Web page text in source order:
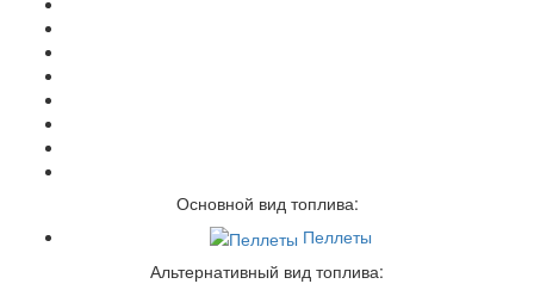
Основной вид топлива:
Пеллеты
Альтернативный вид топлива: